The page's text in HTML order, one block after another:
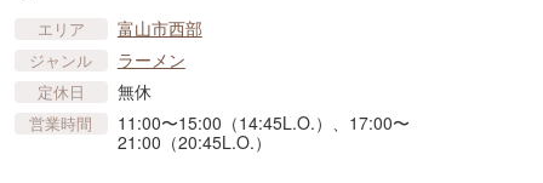
エリア 富山市西部
ジャンル ラーメン
定休日 無休
営業時間
11:00〜15:00（14:45L.O.）、17:00〜
21:00（20:45L.O.）